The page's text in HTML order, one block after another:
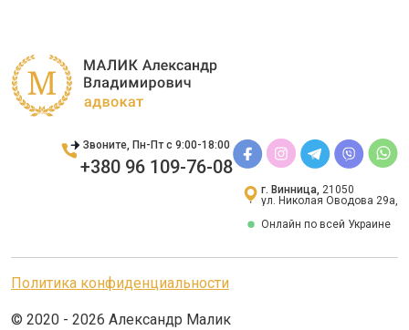
Звоните, Пн-Пт с 9:00-18:00
+380 96 109-76-08
г. Винница, 21050
ул. Николая Оводова 29а,
Онлайн по всей Украине
Политика конфиденциальности
© 2020 - 2026 Александр Малик